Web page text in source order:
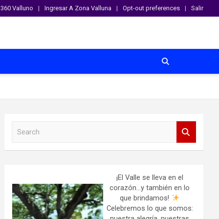
360 Valluno Ingresar A Zona Valluna Opt-out preferences Salir
¡El Valle se lleva en el
corazón…y también en lo
que brindamos!
Celebremos lo que somos: